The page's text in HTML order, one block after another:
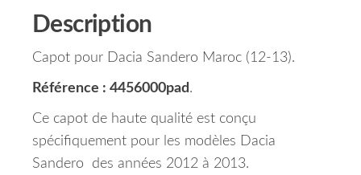
Description
Capot pour Dacia Sandero Maroc (12-13).
Référence : 4456000pad.
Ce capot de haute qualité est conçu
spécifiquement pour les modèles Dacia
Sandero des années 2012 à 2013.